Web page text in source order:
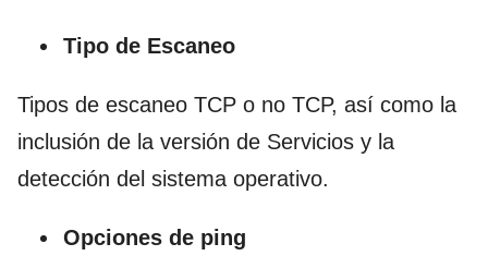
Tipo de Escaneo
Tipos de escaneo TCP o no TCP, así como la
inclusión de la versión de Servicios y la
detección del sistema operativo.
Opciones de ping